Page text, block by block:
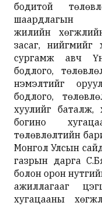
бодитой
шаардлагын
жилийн
засаг, нийгмийг
сургамж авч
бодлого,
нэмэлтийг
бодлого,
хуулийг баталж,
богино
төлөвлөлтийн
Монгол Улсын
газрын дарга
болон орон
ажиллагааг
хугацааны